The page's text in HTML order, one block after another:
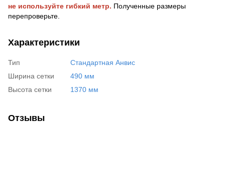
не используйте гибкий метр. Полученные размеры
перепроверьте.
Характеристики
Тип
Стандартная Анвис
Ширина сетки
490 мм
Высота сетки
1370 мм
Отзывы